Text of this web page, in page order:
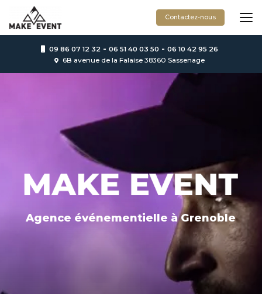
contenu
principal
09 86 07 12 32 - 06 51 40 03 50 - 06 10 42 95 26
6B avenue de la Falaise 38360 Sassenage
Contactez-nous
Agence événementielle à Grenoble